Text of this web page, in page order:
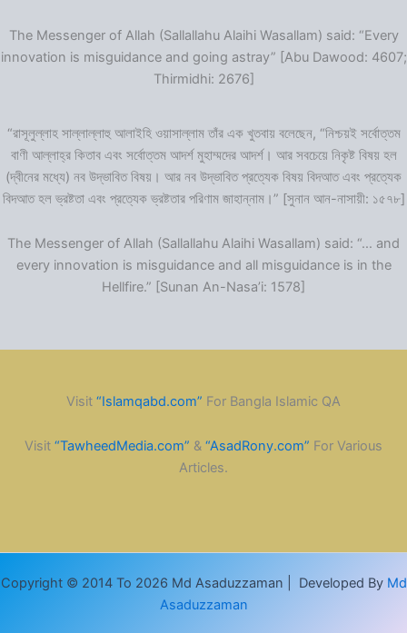
The Messenger of Allah (Sallallahu Alaihi Wasallam) said: “Every
innovation is misguidance and going astray” [Abu Dawood: 4607;
Thirmidhi: 2676]
“রাসূলুল্লাহ সাল্লাল্লাহু আলাইহি ওয়াসাল্লাম তাঁর এক খুতবায় বলেছেন, “নিশ্চয়ই সর্বোত্তম
বাণী আল্লাহ্‌র কিতাব এবং সর্বোত্তম আদর্শ মুহাম্মদের আদর্শ। আর সবচেয়ে নিকৃষ্ট বিষয় হল
(দ্বীনের মধ্যে) নব উদ্ভাবিত বিষয়। আর নব উদ্ভাবিত প্রত্যেক বিষয় বিদআত এবং প্রত্যেক
বিদআত হল ভ্রষ্টতা এবং প্রত্যেক ভ্রষ্টতার পরিণাম জাহান্নাম।” [সুনান আন-নাসায়ী: ১৫৭৮]
The Messenger of Allah (Sallallahu Alaihi Wasallam) said: “… and
every innovation is misguidance and all misguidance is in the
Hellfire.” [Sunan An-Nasa’i: 1578]
Visit “Islamqabd.com” For Bangla Islamic QA
Visit “TawheedMedia.com” & “AsadRony.com” For Various
Articles.
Copyright © 2014 To 2026 Md Asaduzzaman | Developed By Md
Asaduzzaman